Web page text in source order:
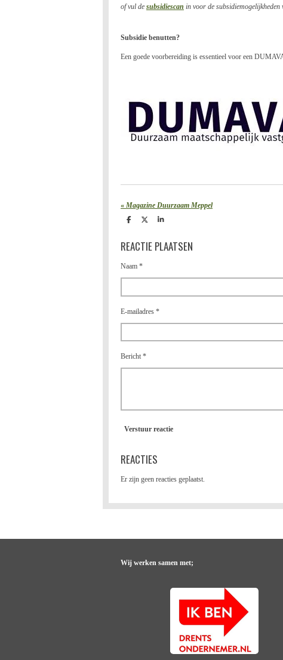
of vul de subsidiescan in voor de subsidiemogelijkheden
Subsidie benutten?
Een goede voorbereiding is essentieel voor een
« Magazine Duurzaam Meppel
D
e
n
D
l
S
r
e
REACTIE PLAATSEN
Naam *
E-mailadres *
Bericht *
Verstuur reactie
REACTIES
Er zijn geen reacties geplaatst.
Wij werken samen met;